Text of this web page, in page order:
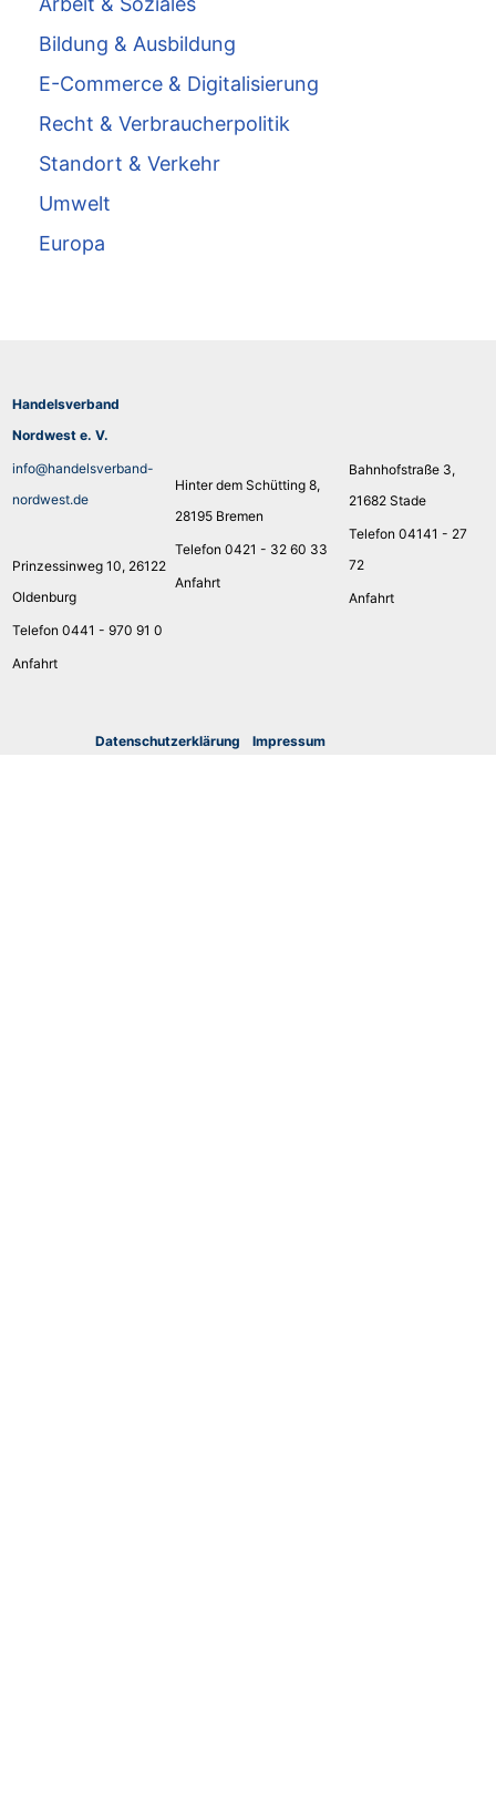
Bildung & Ausbildung
E-Commerce & Digitalisierung
Recht & Verbraucherpolitik
Standort & Verkehr
Umwelt
Europa
Handelsverband
Nordwest e. V.
info@handelsverband-
nordwest.de
Prinzessinweg 10, 26122
Oldenburg
Telefon 0441 - 970 91 0
Anfahrt
Hinter dem Schütting 8,
28195 Bremen
Telefon 0421 - 32 60 33
Anfahrt
Bahnhofstraße 3,
21682 Stade
Telefon 04141 - 27
72
Anfahrt
Datenschutzerklärung Impressum